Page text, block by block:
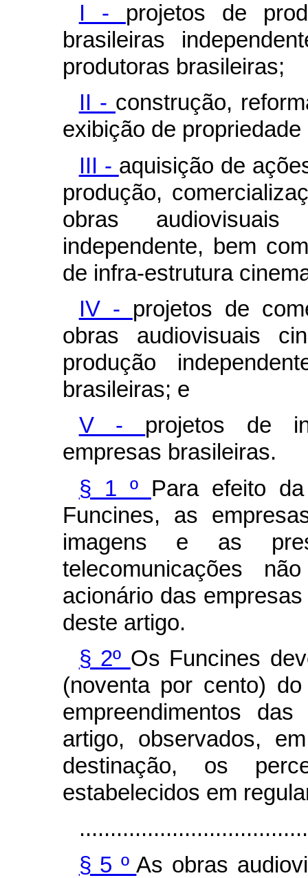
I - projetos de
brasileiras
produtoras brasileiras;
II - construção,
exibição de
III - aquisição de
produção,
obras
independente, bem
de infra-estrutura
IV - projetos de
obras audiovisuais
produção
brasileiras; e
V - projetos de
empresas brasileiras.
§ 1 º Para efeito
Funcines, as
imagens e as
telecomunicações
acionário das
deste artigo.
§ 2º Os Funcines
(noventa por cento)
empreendimentos
artigo, observados,
destinação, os
estabelecidos em
§ 5 ºAs obras